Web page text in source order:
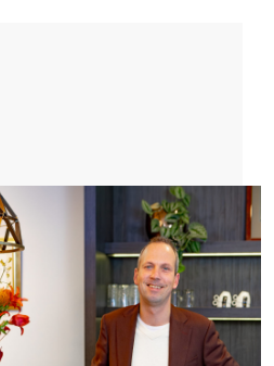
het centrum
de nabije